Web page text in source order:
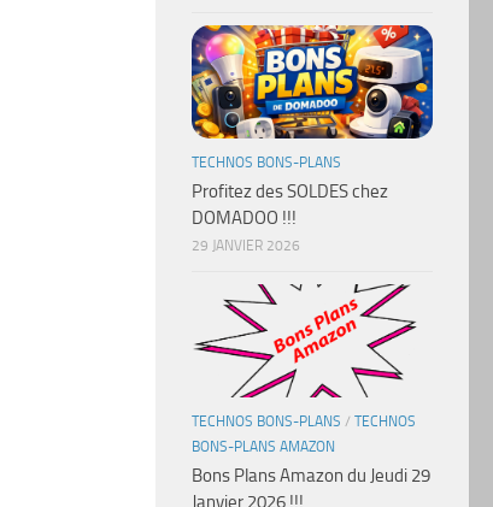
TECHNOS BONS-PLANS
Profitez des SOLDES chez
DOMADOO !!!
29 JANVIER 2026
TECHNOS BONS-PLANS / TECHNOS
BONS-PLANS AMAZON
Bons Plans Amazon du Jeudi 29
Janvier 2026 !!!